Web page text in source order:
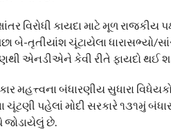
વિરોધી કાયદા માટે મૂળ
તૃતીયાંશ ચૂંટાયેલા ધારાસભ્યો/
એનડીએને કેવી રીતે ફાયદો થઈ
બંધારણીય સુધારા
પહેલાં મોદી સરકારે ૧૩૧મું
જોડાયેલું છે.